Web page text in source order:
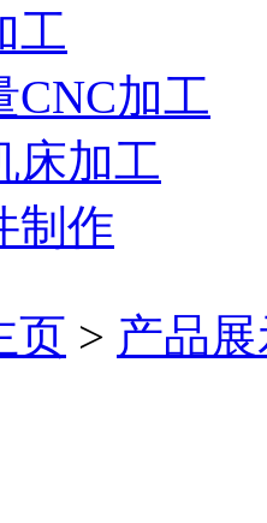
工
CNC加工
床加工
制作
页 > 产品